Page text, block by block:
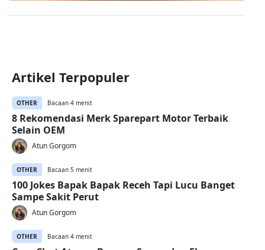
Artikel Terpopuler
OTHER Bacaan 4 menit
8 Rekomendasi Merk Sparepart Motor Terbaik
Selain OEM
Atun Gorgom
OTHER Bacaan 5 menit
100 Jokes Bapak Bapak Receh Tapi Lucu Banget
Sampe Sakit Perut
Atun Gorgom
OTHER Bacaan 4 menit